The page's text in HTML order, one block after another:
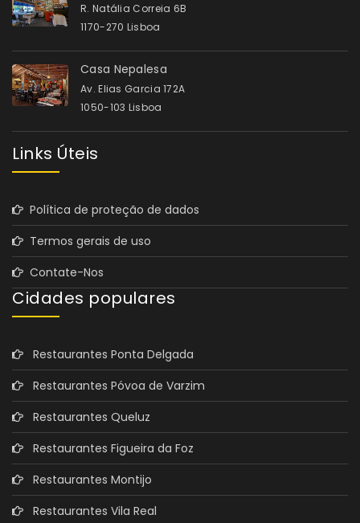
R. Natália Correia 6B
1170-270 Lisboa
Casa Nepalesa
Av. Elias Garcia 172A
1050-103 Lisboa
Links Úteis
Política de proteção de dados
Termos gerais de uso
Contate-Nos
Cidades populares
Restaurantes Ponta Delgada
Restaurantes Póvoa de Varzim
Restaurantes Queluz
Restaurantes Figueira da Foz
Restaurantes Montijo
Restaurantes Vila Real